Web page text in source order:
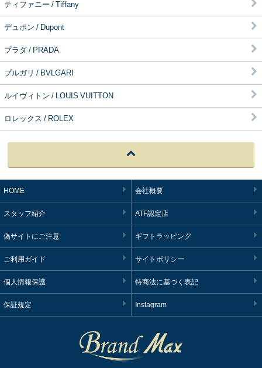
ティファニー / Tiffany
デュポン / Dupont
プラダ / PRADA
ブルガリ / BVLGARI
ルイヴィトン / LOUIS VUITTON
ロレックス / ROLEX
HOME 会社概要
スタッフ紹介 ATF認定店
偽サイトにご注意 ギフトラッピング
ご利用ガイド サイトポリシー
個人情報保護 特商法に基づく表記
保証規定 Instagram